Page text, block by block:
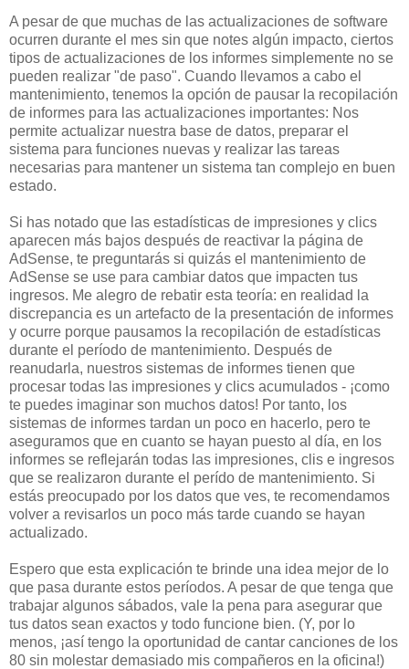
A pesar de que muchas de las actualizaciones de software
ocurren durante el mes sin que notes algún impacto, ciertos
tipos de actualizaciones de los informes simplemente no se
pueden realizar "de paso". Cuando llevamos a cabo el
mantenimiento, tenemos la opción de pausar la recopilación
de informes para las actualizaciones importantes: Nos
permite actualizar nuestra base de datos, preparar el
sistema para funciones nuevas y realizar las tareas
necesarias para mantener un sistema tan complejo en buen
estado.
Si has notado que las estadísticas de impresiones y clics
aparecen más bajos después de reactivar la página de
AdSense, te preguntarás si quizás el mantenimiento de
AdSense se use para cambiar datos que impacten tus
ingresos. Me alegro de rebatir esta teoría: en realidad la
discrepancia es un artefacto de la presentación de informes
y ocurre porque pausamos la recopilación de estadísticas
durante el período de mantenimiento. Después de
reanudarla, nuestros sistemas de informes tienen que
procesar todas las impresiones y clics acumulados - ¡como
te puedes imaginar son muchos datos! Por tanto, los
sistemas de informes tardan un poco en hacerlo, pero te
aseguramos que en cuanto se hayan puesto al día, en los
informes se reflejarán todas las impresiones, clis e ingresos
que se realizaron durante el perído de mantenimiento. Si
estás preocupado por los datos que ves, te recomendamos
volver a revisarlos un poco más tarde cuando se hayan
actualizado.
Espero que esta explicación te brinde una idea mejor de lo
que pasa durante estos períodos. A pesar de que tenga que
trabajar algunos sábados, vale la pena para asegurar que
tus datos sean exactos y todo funcione bien. (Y, por lo
menos, ¡así tengo la oportunidad de cantar canciones de los
80 sin molestar demasiado mis compañeros en la oficina!)